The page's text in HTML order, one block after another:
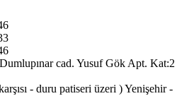
cad. Yusuf Gök Apt. Kat:2
- duru patiseri üzeri ) Yenişehir -